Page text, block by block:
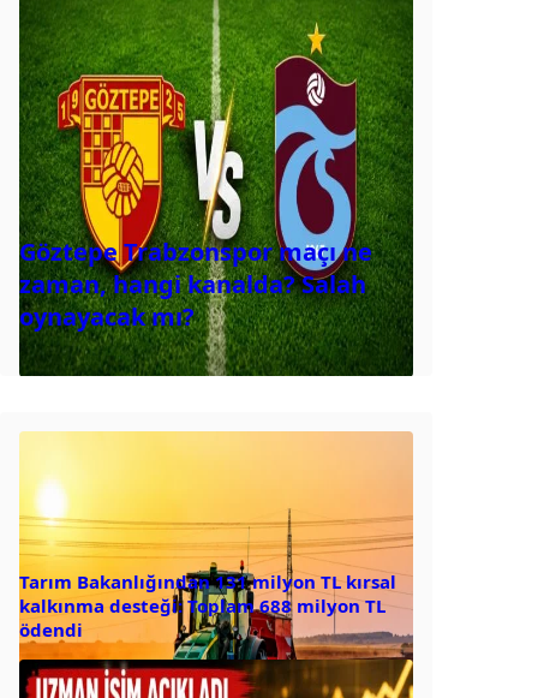
Göztepe Trabzonspor maçı ne
zaman, hangi kanalda? Salah
oynayacak mı?
Tarım Bakanlığından 131 milyon TL kırsal
kalkınma desteği: Toplam 688 milyon TL
ödendi